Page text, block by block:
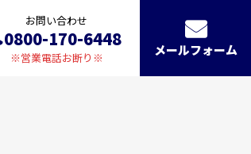
お問い合わせ
0800-170-6448
※営業電話お断り※ メールフォーム